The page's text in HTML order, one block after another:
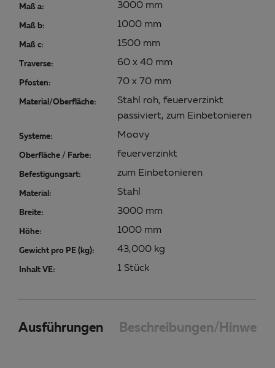
Maß a: 3000 mm
Maß b: 1000 mm
Maß c: 1500 mm
Traverse: 60 x 40 mm
Pfosten: 70 x 70 mm
Material/Oberfläche:
Stahl roh, feuerverzinkt
passiviert, zum Einbetonieren
Systeme: Moovy
Oberfläche / Farbe: feuerverzinkt
Befestigungsart: zum Einbetonieren
Material: Stahl
Breite: 3000 mm
Höhe: 1000 mm
Gewicht pro PE (kg): 43,000 kg
Inhalt VE: 1 Stück
Ausführungen Beschreibungen/Hinweise